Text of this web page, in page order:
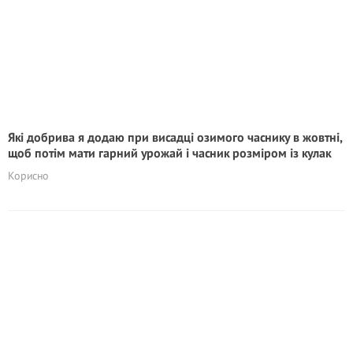
Які добрива я додаю при висадці озимого часнику в жовтні,
щоб потім мати гарний урожай і часник розміром із кулак
Корисно